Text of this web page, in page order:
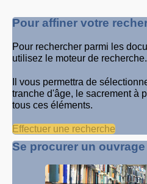
Pour affiner votre
Pour rechercher parmi les
utilisez le moteur de recherche.
Il vous permettra de
tranche d'âge, le sacrement à
tous ces éléments.
Effectuer une recherche
Se procurer un ouvrage